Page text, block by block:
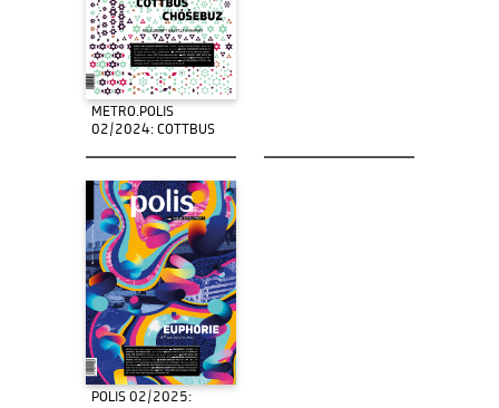
METRO.POLIS
02/2024: COTTBUS
POLIS 02/2025: